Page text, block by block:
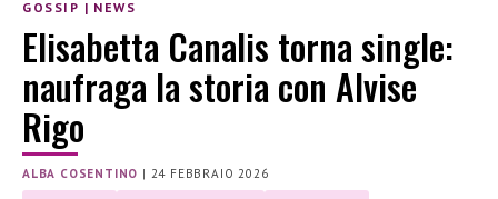
GOSSIP | NEWS
Elisabetta Canalis torna single:
naufraga la storia con Alvise
Rigo
ALBA COSENTINO | 24 FEBBRAIO 2026